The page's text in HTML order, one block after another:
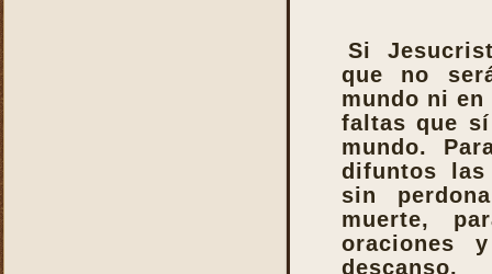
Si
que no
mundo ni
faltas que
mundo.
difuntos
sin
muerte,
oraciones
descanso.